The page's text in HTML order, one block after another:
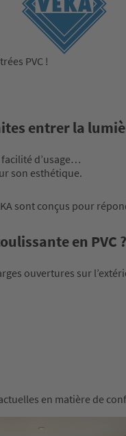
PVC !
entrer la
d’usage…
son esthétique.
sont conçus pour
en PVC ?
ouvertures sur
en matière de